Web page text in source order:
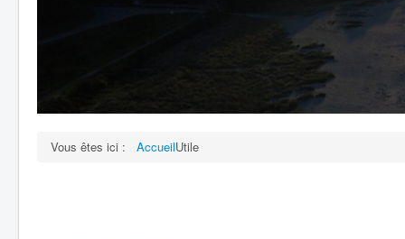
Vous êtes ici : AccueilUtile